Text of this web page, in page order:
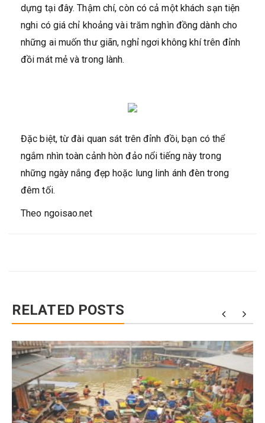
dựng tại đây. Thậm chí, còn có cả một khách sạn tiện
nghi có giá chỉ khoảng vài trăm nghìn đồng dành cho
những ai muốn thư giãn, nghỉ ngơi không khí trên đỉnh
đồi mát mẻ và trong lành.
Đặc biệt, từ đài quan sát trên đỉnh đồi, bạn có thể
ngắm nhìn toàn cảnh hòn đảo nổi tiếng này trong
những ngày nắng đẹp hoặc lung linh ánh đèn trong
đêm tối.
Theo ngoisao.net
RELATED POSTS